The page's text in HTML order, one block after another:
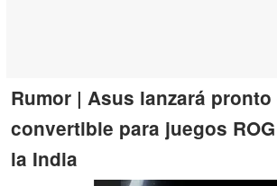
Rumor | Asus lanzará pronto
convertible para juegos
la India